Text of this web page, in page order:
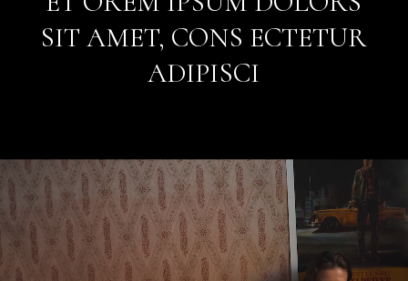
SIT AMET, CONS ECTETUR
ADIPISCI